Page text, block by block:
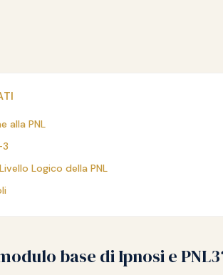
alla PNL
Logico della PNL
base di Ipnosi e